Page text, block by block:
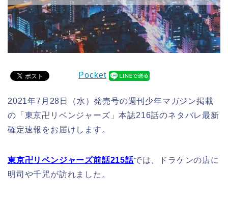
Pocket
2021年7月28日（水）発売号の週刊少年マガジン掲載
の「東京卍リベンジャーズ」本誌216話のネタバレ最新
確定速報をお届けします。
東京卍リベンジャーズ前話215話では、ドラケンの店に
明司や千咒が訪れました。